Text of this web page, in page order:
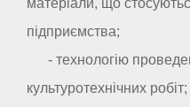
підприємства;
- технологію
культуротехнічних робіт;